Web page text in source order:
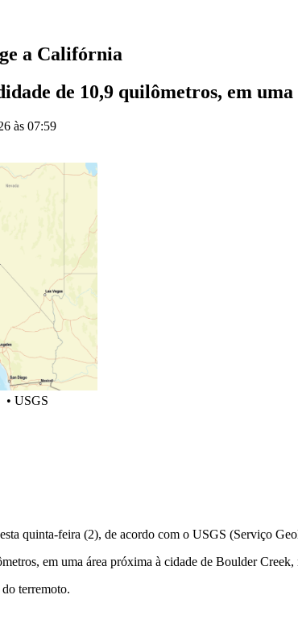
a Califórnia
de 10,9 quilômetros, em
às 07:59
• USGS
quinta-feira (2), de acordo com o USGS (Serviço
em uma área próxima à cidade de Boulder Creek,
terremoto.